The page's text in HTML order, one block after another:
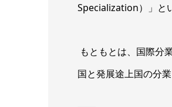
Specialization）」と
もともとは、国際分
国と発展途上国の分業